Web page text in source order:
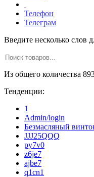
Телефон
Телеграм
Введите несколько слов
Из общего количества
Тенденции:
1
Admin/login
Безмасляный
JJJ25QQQ
py7v0
z6je7
ajbe7
q1cn1